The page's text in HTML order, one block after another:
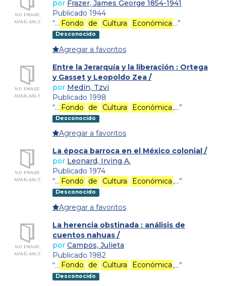
por Frazer, James George 1854-1941
Publicado 1944
“… Fondo de Cultura Económica …”
Desconocido
Agregar a favoritos
Entre la Jerarquía y la liberación : Ortega
y Gasset y Leopoldo Zea /
por Medín, Tzvi
Publicado 1998
“… Fondo de Cultura Económica ,…”
Desconocido
Agregar a favoritos
La época barroca en el México colonial /
por Leonard, Irving A.
Publicado 1974
“… Fondo de Cultura Económica ,…”
Desconocido
Agregar a favoritos
La herencia obstinada : análisis de
cuentos nahuas /
por Campos, Julieta
Publicado 1982
“… Fondo de Cultura Económica ,…”
Desconocido